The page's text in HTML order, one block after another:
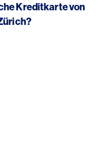
Kreditkarte von